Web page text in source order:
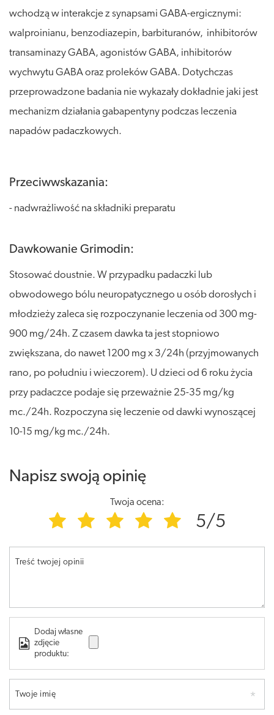
wchodzą w interakcje z synapsami GABA-ergicznymi:
walproinianu, benzodiazepin, barbituranów, inhibitorów
transaminazy GABA, agonistów GABA, inhibitorów
wychwytu GABA oraz proleków GABA. Dotychczas
przeprowadzone badania nie wykazały dokładnie jaki jest
mechanizm działania gabapentyny podczas leczenia
napadów padaczkowych.
Przeciwwskazania:
- nadwrażliwość na składniki preparatu
Dawkowanie Grimodin:
Stosować doustnie. W przypadku padaczki lub
obwodowego bólu neuropatycznego u osób dorosłych i
młodzieży zaleca się rozpoczynanie leczenia od 300 mg-
900 mg/24h. Z czasem dawka ta jest stopniowo
zwiększana, do nawet 1200 mg x 3/24h (przyjmowanych
rano, po południu i wieczorem). U dzieci od 6 roku życia
przy padaczce podaje się przeważnie 25-35 mg/kg
mc./24h. Rozpoczyna się leczenie od dawki wynoszącej
10-15 mg/kg mc./24h.
Napisz swoją opinię
Twoja ocena:
5/5
Treść twojej opinii
Dodaj własne
zdjęcie
produktu:
Twoje imię